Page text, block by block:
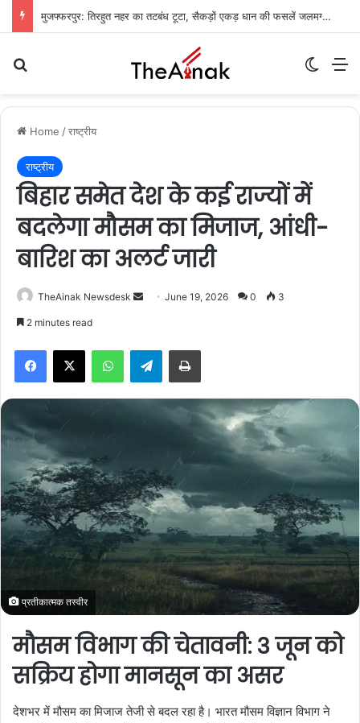
मुजफ्फरपुर: तिरहुत नहर का तटबंध टूटा, सैकड़ों एकड़ धान की फसलें जलमग्न; किसानों में चिंता
Home /राष्ट्रीय
राष्ट्रीय
बिहार समेत देश के कई राज्यों में
बदलेगा मौसम का मिजाज, आंधी-
बारिश का अलर्ट जारी
TheAinak Newsdesk
a
i
l
June 19, 2026 0 3
2 minutes read
Telegram
प्रतीकात्मक तस्वीर
मौसम विभाग की चेतावनी: 3 जून को
सक्रिय होगा मानसून का असर
देशभर में मौसम का मिजाज तेजी से बदल रहा है। भारत मौसम विज्ञान विभाग ने